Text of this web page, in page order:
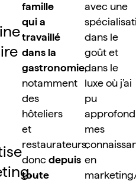
famille
qui a
travaillé
dans la
gastronomie,
notamment
des
hôteliers
et
restaurateurs,
donc depuis
toute
avec une
dans le
goût et
dans le
luxe où j’ai
pu
mes
en